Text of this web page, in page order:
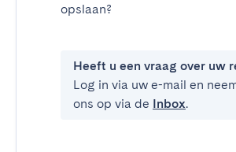
opslaan?
Heeft u een vraag over uw
Log in via uw e-mail en
ons op via de Inbox.